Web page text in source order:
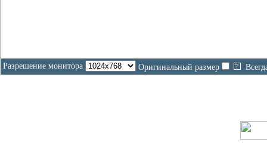
Разрешение монитора Оригинальный размер